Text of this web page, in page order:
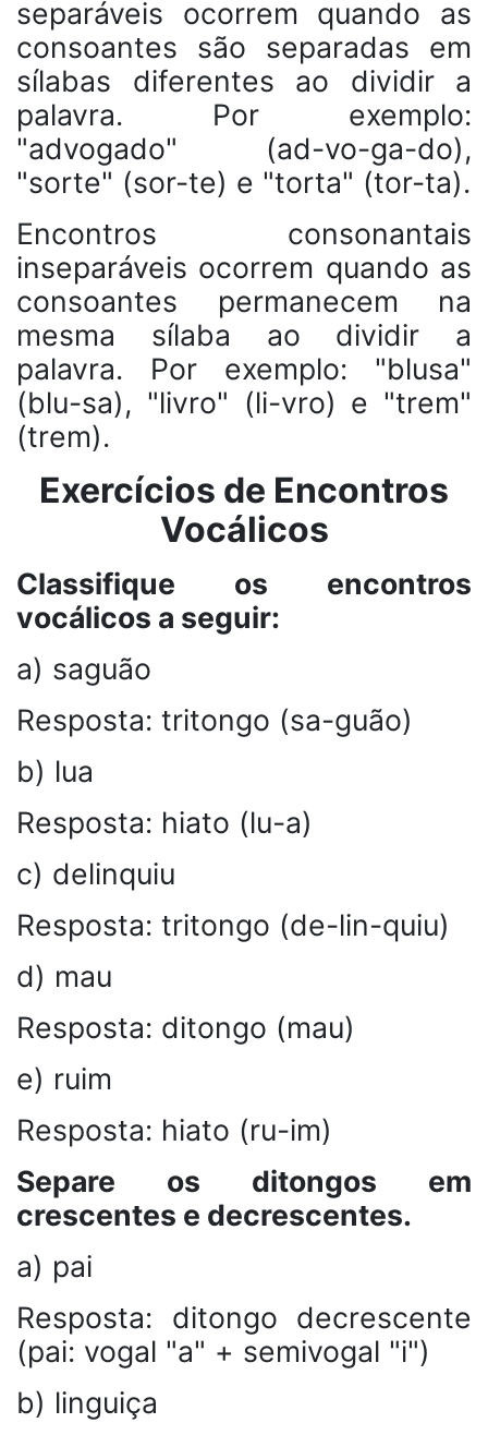
separáveis ocorrem quando as
consoantes são separadas em
sílabas diferentes ao dividir a
palavra. Por exemplo:
"advogado" (ad-vo-ga-do),
"sorte" (sor-te) e "torta" (tor-ta).
Encontros consonantais
inseparáveis ocorrem quando as
consoantes permanecem na
mesma sílaba ao dividir a
palavra. Por exemplo: "blusa"
(blu-sa), "livro" (li-vro) e "trem"
(trem).
Exercícios de Encontros
Vocálicos
Classifique os encontros
vocálicos a seguir:
a) saguão
Resposta: tritongo (sa-guão)
b) lua
Resposta: hiato (lu-a)
c) delinquiu
Resposta: tritongo (de-lin-quiu)
d) mau
Resposta: ditongo (mau)
e) ruim
Resposta: hiato (ru-im)
Separe os ditongos em
crescentes e decrescentes.
a) pai
Resposta: ditongo decrescente
(pai: vogal "a" + semivogal "i")
b) linguiça